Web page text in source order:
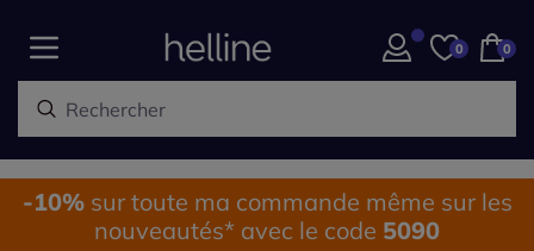
0 0
-10%sur toute ma commande même sur les
nouveautés* avec le code 5090